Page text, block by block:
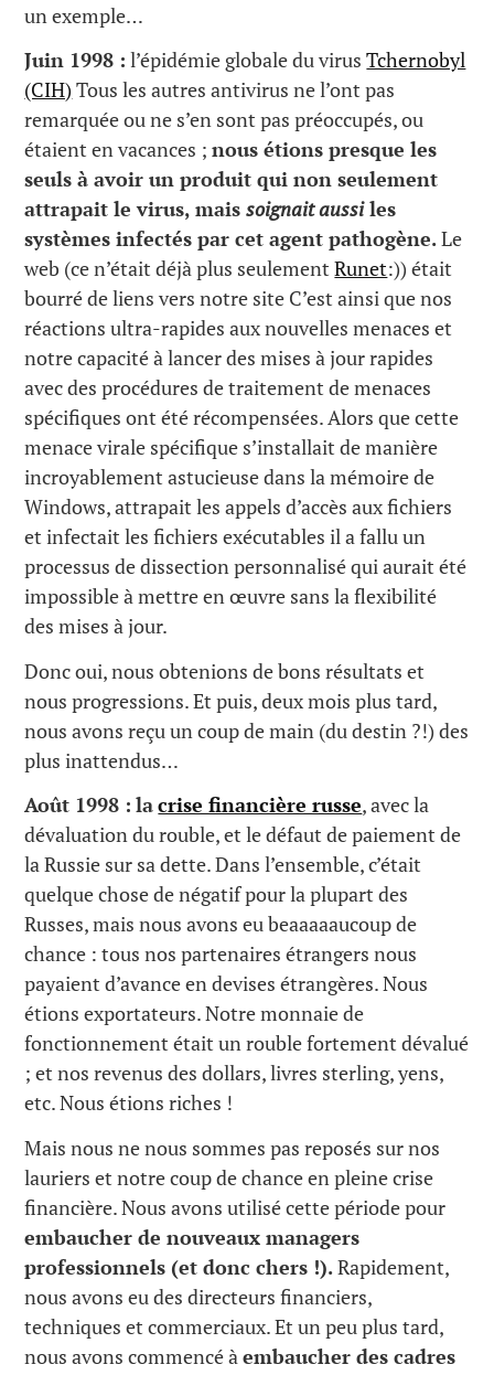
un exemple…
Juin 1998 : l’épidémie globale du virusTchernobyl
(CIH) Tous les autres antivirus ne l’ont pas
remarquée ou ne s’en sont pas préoccupés, ou
étaient en vacances ;nous étions presque les
seuls à avoir un produit qui non seulement
attrapait le virus, maissoignait aussiles
systèmes infectés par cet agent pathogène.Le
web (ce n’était déjà plus seulementRunet:)) était
bourré de liens vers notre site C’est ainsi que nos
réactions ultra-rapides aux nouvelles menaces et
notre capacité à lancer des mises à jour rapides
avec des procédures de traitement de menaces
spécifiques ont été récompensées. Alors que cette
menace virale spécifique s’installait de manière
incroyablement astucieuse dans la mémoire de
Windows, attrapait les appels d’accès aux fichiers
et infectait les fichiers exécutables il a fallu un
processus de dissection personnalisé qui aurait été
impossible à mettre en œuvre sans la flexibilité
des mises à jour.
Donc oui, nous obtenions de bons résultats et
nous progressions. Et puis, deux mois plus tard,
nous avons reçu un coup de main (du destin ?!) des
plus inattendus…
Août 1998 : lacrise financière russe, avec la
dévaluation du rouble, et le défaut de paiement de
la Russie sur sa dette. Dans l’ensemble, c’était
quelque chose de négatif pour la plupart des
Russes, mais nous avons eu beaaaaaucoup de
chance : tous nos partenaires étrangers nous
payaient d’avance en devises étrangères. Nous
étions exportateurs. Notre monnaie de
fonctionnement était un rouble fortement dévalué
; et nos revenus des dollars, livres sterling, yens,
etc. Nous étions riches !
Mais nous ne nous sommes pas reposés sur nos
lauriers et notre coup de chance en pleine crise
financière. Nous avons utilisé cette période pour
embaucher de nouveaux managers
professionnels (et donc chers !).Rapidement,
nous avons eu des directeurs financiers,
techniques et commerciaux. Et un peu plus tard,
nous avons commencé àembaucher des cadres